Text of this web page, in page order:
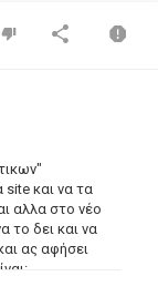
και να τα
αλλα στο νέο
το δει και να
ας αφήσει